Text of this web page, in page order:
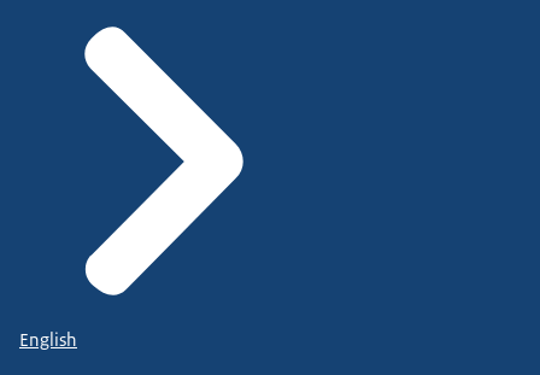
English